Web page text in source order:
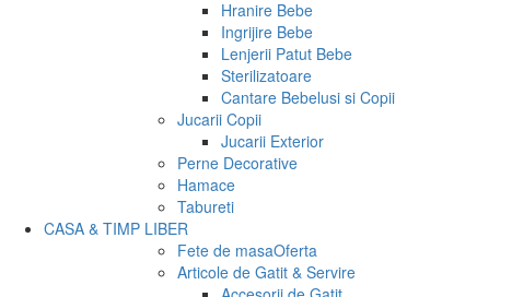
Hranire Bebe
Ingrijire Bebe
Lenjerii Patut Bebe
Sterilizatoare
Cantare Bebelusi si Copii
Jucarii Copii
Jucarii Exterior
Perne Decorative
Hamace
Tabureti
CASA & TIMP LIBER
Fete de masaOferta
Articole de Gatit & Servire